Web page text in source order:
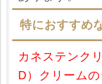
特におすすめ
カネステンク
D）クリーム